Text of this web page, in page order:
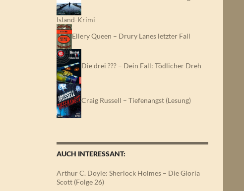
Island-Krimi
Ellery Queen – Drury Lanes letzter Fall
Die drei ??? – Dein Fall: Tödlicher Dreh
Craig Russell – Tiefenangst (Lesung)
AUCH INTERESSANT:
Arthur C. Doyle: Sherlock Holmes – Die Gloria
Scott (Folge 26)